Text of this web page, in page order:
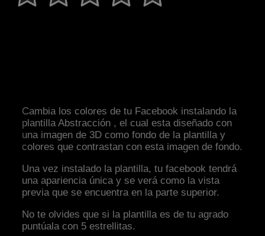
Cambia los colores de tu Facebook instalando la
plantilla Abstracción , el cual esta diseñado con
una imagen de 3D como fondo de la plantilla y
colores que contrastan con esta imagen de fondo.
Una vez instalado la plantilla, tu facebook tendrá
una apariencia única y se verá como la vista
previa que se encuentra en la parte superior.
No te olvides que si la plantilla es de tu agrado
puntúala con 5 estrellitas.